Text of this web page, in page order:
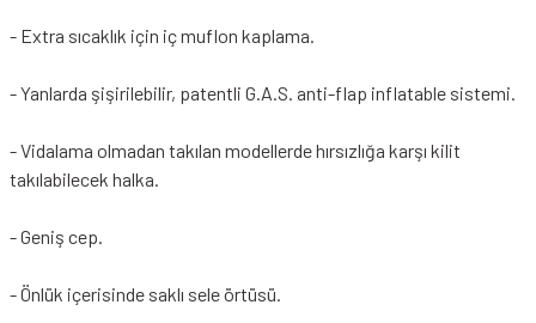
- Extra sıcaklık için iç muflon kaplama.
- Yanlarda şişirilebilir, patentli G.A.S. anti-flap inflatable sistemi.
- Vidalama olmadan takılan modellerde hırsızlığa karşı kilit
takılabilecek halka.
- Geniş cep.
- Önlük içerisinde saklı sele örtüsü.